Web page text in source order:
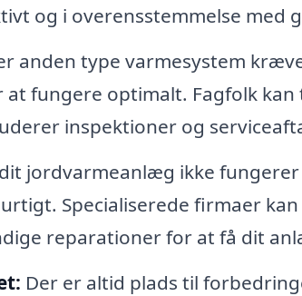
og i overensstemmelse med
anden type varmesystem
fungere optimalt. Fagfolk kan
inspektioner og
jordvarmeanlæg ikke
Specialiserede firmaer
reparationer for at få dit
Der er altid plads til